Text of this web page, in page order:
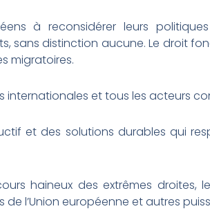
à reconsidérer leurs
sans distinction aucune. Le droit
migratoires.
internationales et tous les acteurs
et des solutions durables qui
haineux des extrêmes droites,
l’Union européenne et autres